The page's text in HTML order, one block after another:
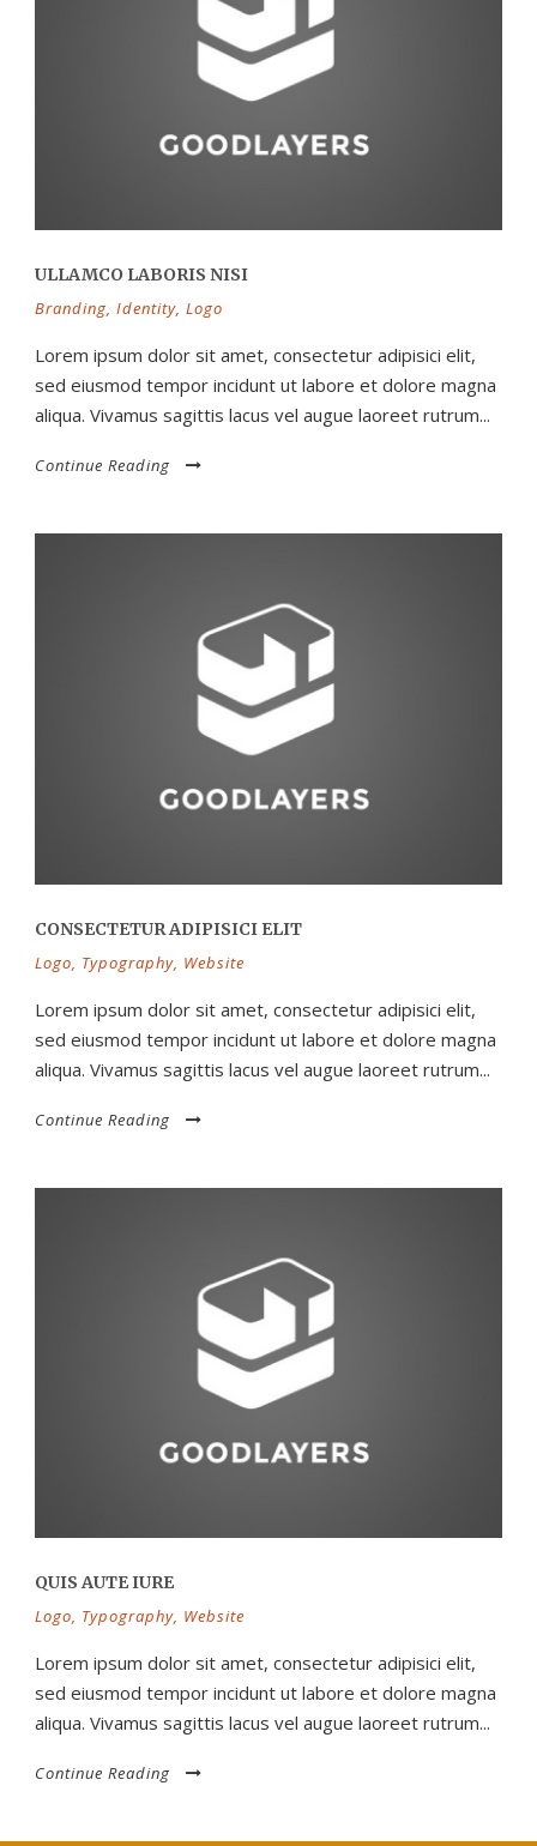
ULLAMCO LABORIS NISI
Branding, Identity, Logo
Lorem ipsum dolor sit amet, consectetur adipisici elit,
sed eiusmod tempor incidunt ut labore et dolore magna
aliqua. Vivamus sagittis lacus vel augue laoreet rutrum...
Continue Reading
CONSECTETUR ADIPISICI ELIT
Logo, Typography, Website
Lorem ipsum dolor sit amet, consectetur adipisici elit,
sed eiusmod tempor incidunt ut labore et dolore magna
aliqua. Vivamus sagittis lacus vel augue laoreet rutrum...
Continue Reading
QUIS AUTE IURE
Logo, Typography, Website
Lorem ipsum dolor sit amet, consectetur adipisici elit,
sed eiusmod tempor incidunt ut labore et dolore magna
aliqua. Vivamus sagittis lacus vel augue laoreet rutrum...
Continue Reading